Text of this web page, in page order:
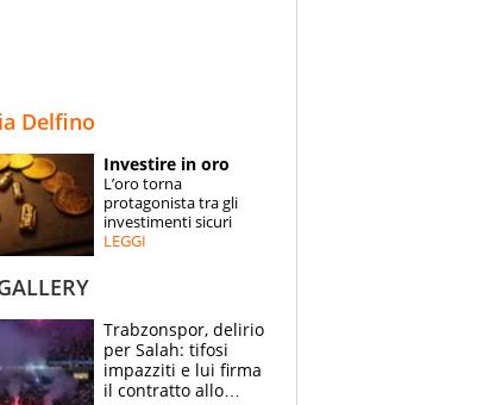
ESPERTI
CONTATTI
Delfino
Investire in oro
L’oro torna
protagonista tra gli
investimenti sicuri
LEGGI
Trabzonspor, delirio
per Salah: tifosi
impazziti e lui firma
il contratto allo